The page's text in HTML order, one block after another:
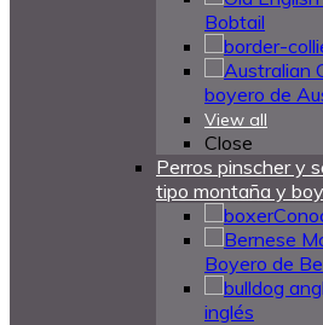
Bobtail
boyero de
View all
Close
Perros pinscher y
tipo montaña y
Boyero de
inglés